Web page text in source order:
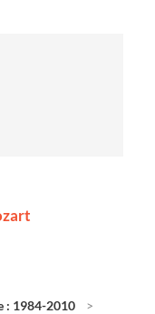
: 1984-2010